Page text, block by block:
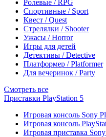
Ролевые / RPG
Спортивные / Sport
Квест / Quest
Стрелялки / Shooter
Ужасы / Horror
Игры для детей
Детективы / Detective
Платформер / Platformer
Для вечеринок / Party
Смотреть все
Приставки PlayStation 5
Игровая консоль Sony
Игровая консоль
Игровая приставка